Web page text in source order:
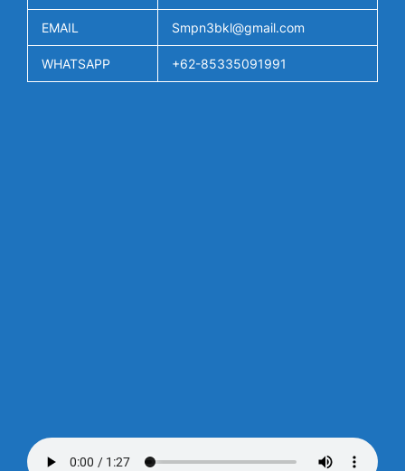
EMAIL Smpn3bkl@gmail.com
WHATSAPP +62-85335091991